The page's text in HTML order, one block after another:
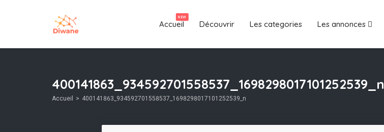
Accueil
NEW
Découvrir Les categories Les annonces
400141863_934592701558537_1698298017101252539_n
Accueil 400141863_934592701558537_1698298017101252539_n